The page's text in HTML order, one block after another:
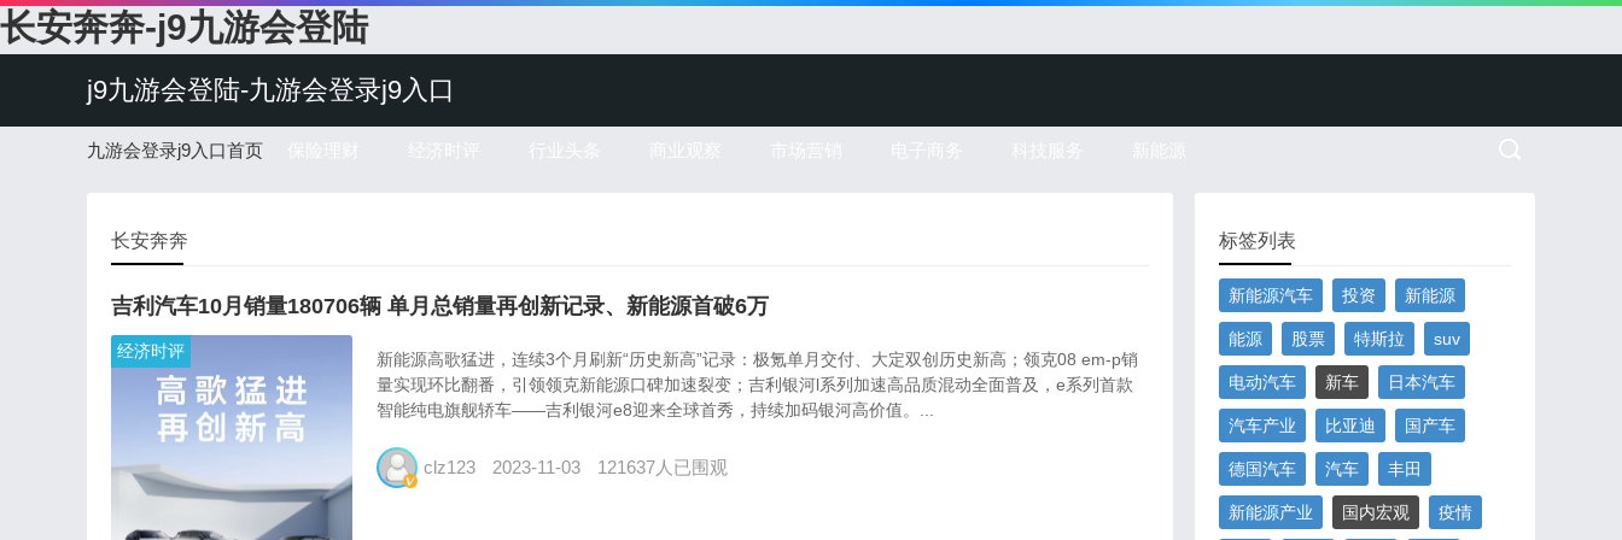
长安奔奔-j9九游会登陆
j9九游会登陆-九游会登录j9入口
九游会登录j9入口首页
长安奔奔
吉利汽车10月销量180706辆 单月总销量再创新记录、新能源首破6万
经济时评
新能源高歌猛进，连续3个月刷新“历史新高”记录：极氪单月交付、大定双创历史新高；领克08 em-p销
量实现环比翻番，引领领克新能源口碑加速裂变；吉利银河l系列加速高品质混动全面普及，e系列首款
智能纯电旗舰轿车――吉利银河e8迎来全球首秀，持续加码银河高价值。...
clz123 2023-11-03 121637人已围观
标签列表
新能源汽车 投资 新能源
能源 股票 特斯拉 suv
电动汽车 新车 日本汽车
汽车产业 比亚迪 国产车
德国汽车 汽车 丰田
新能源产业 国内宏观 疫情